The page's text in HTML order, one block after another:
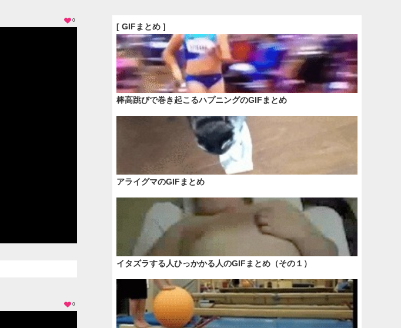
0
0
[ GIFまとめ ]
棒高跳びで巻き起こるハプニングのGIFまとめ
アライグマのGIFまとめ
イタズラする人ひっかかる人のGIFまとめ（その１）